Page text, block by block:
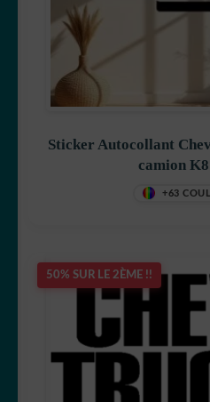
Sticker Autocollant
camion
+63
50% SUR LE 2ÈME !!